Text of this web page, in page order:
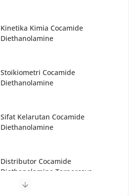
Kinetika Kimia Cocamide
Diethanolamine
Stoikiometri Cocamide
Diethanolamine
Sifat Kelarutan Cocamide
Diethanolamine
Distributor Cocamide
Diethanolamine Terpercaya